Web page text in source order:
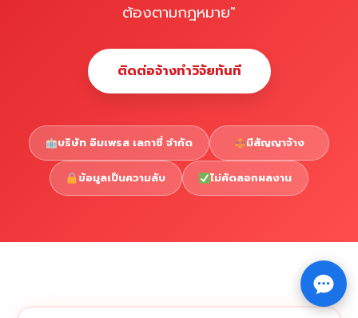
Copyright © 2026 รับทำวิจัย รับทำวิทยานิพนธ์ รับทำ⇧
ต้องตามกฎหมาย"
ติดต่อจ้างทำวิจัยทันที
บริษัท อิมเพรส เลกาซี่ จำกัด มีสัญญาจ้าง
ข้อมูลเป็นความลับ ไม่คัดลอกผลงาน